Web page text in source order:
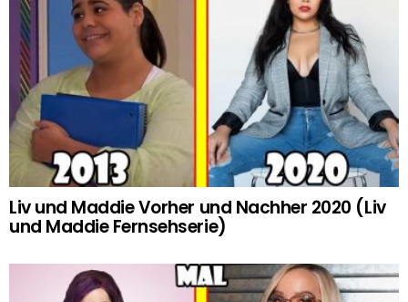
Liv und Maddie Vorher und Nachher 2020 (Liv
und Maddie Fernsehserie)